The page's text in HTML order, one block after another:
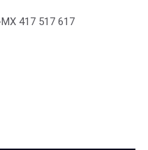
MX 417 517 617